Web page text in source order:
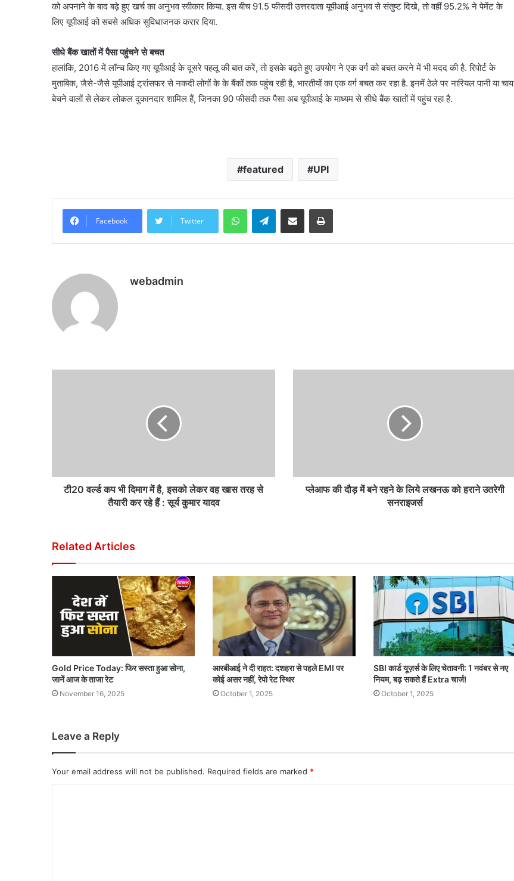
को अपनाने के बाद बढ़े हुए खर्च का अनुभव स्वीकार किया. इस बीच 91.5 फीसदी उत्तरदाता यूपीआई अनुभव से संतुष्ट दिखे, तो वहीं 95.2% ने पेमेंट के
लिए यूपीआई को सबसे अधिक सुविधाजनक करार दिया.
सीधे बैंक खातों में पैसा पहुंचने से बचत
हालांकि, 2016 में लॉन्च किए गए यूपीआई के दूसरे पहलू की बात करें, तो इसके बढ़ते हुए उपयोग ने एक वर्ग को बचत करने में भी मदद की है. रिपोर्ट के
मुताबिक, जैसे-जैसे यूपीआई ट्रांसफर से नकदी लोगों के के बैंकों तक पहुंच रही है, भारतीयों का एक वर्ग बचत कर रहा है. इनमें ठेले पर नारियल पानी या चाय
बेचने वालों से लेकर लोकल दुकानदार शामिल हैं, जिनका 90 फीसदी तक पैसा अब यूपीआई के माध्यम से सीधे बैंक खातों में पहुंच रहा है.
featured UPI
Facebook Twitter
WhatsAppTelegramShare via Email Print
webadmin
टी20 वर्ल्ड कप भी दिमाग में है, इसको लेकर वह खास तरह से
तैयारी कर रहे हैं : सूर्य कुमार यादव
प्लेआफ की दौड़ में बने रहने के लिये लखनऊ को हराने उतरेगी
सनराइजर्स
Related Articles
Gold Price Today: फिर सस्ता हुआ सोना,
जानें आज के ताजा रेट
November 16, 2025
आरबीआई ने दी राहत: दशहरा से पहले EMI पर
कोई असर नहीं, रेपो रेट स्थिर
October 1, 2025
SBI कार्ड यूज़र्स के लिए चेतावनी: 1 नवंबर से नए
नियम, बढ़ सकते हैं Extra चार्ज!
October 1, 2025
Leave a Reply
Your email address will not be published. Required fields are marked *